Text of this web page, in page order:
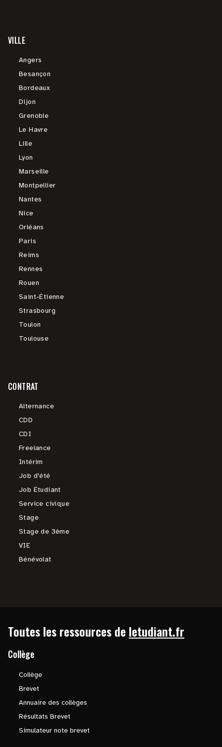
VILLE
Angers
Besançon
Bordeaux
Dijon
Grenoble
Le Havre
Lille
Lyon
Marseille
Montpellier
Nantes
Nice
Orléans
Paris
Reims
Rennes
Rouen
Saint-Étienne
Strasbourg
Toulon
Toulouse
CONTRAT
Alternance
CDD
CDI
Freelance
Intérim
Job d'été
Job Étudiant
Service civique
Stage
Stage de 3ème
VIE
Bénévolat
Toutes les ressources de letudiant.fr
Collège
Collège
Brevet
Annuaire des collèges
Résultats Brevet
Simulateur note brevet